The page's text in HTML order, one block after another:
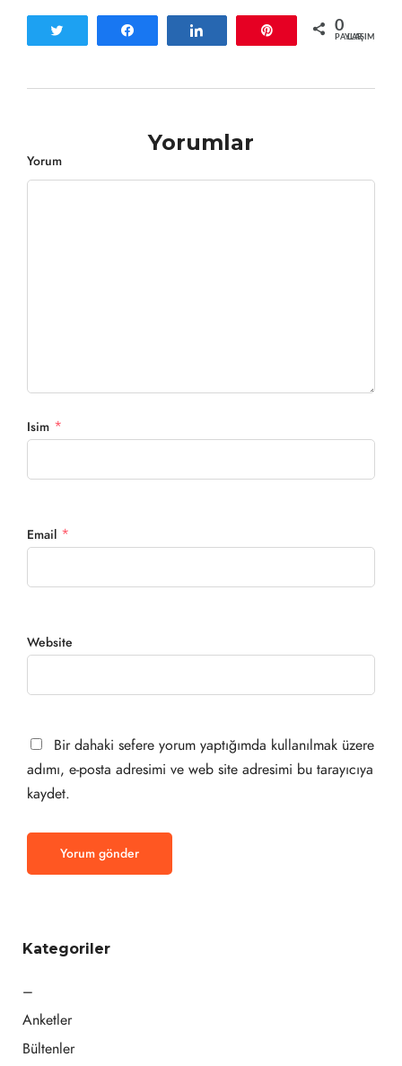
0
PAYLAŞIMLAR
Yorumlar
Yorum
Isim *
Email *
Website
Bir dahaki sefere yorum yaptığımda kullanılmak üzere
adımı, e-posta adresimi ve web site adresimi bu tarayıcıya
kaydet.
Kategoriler
–
Anketler
Bültenler